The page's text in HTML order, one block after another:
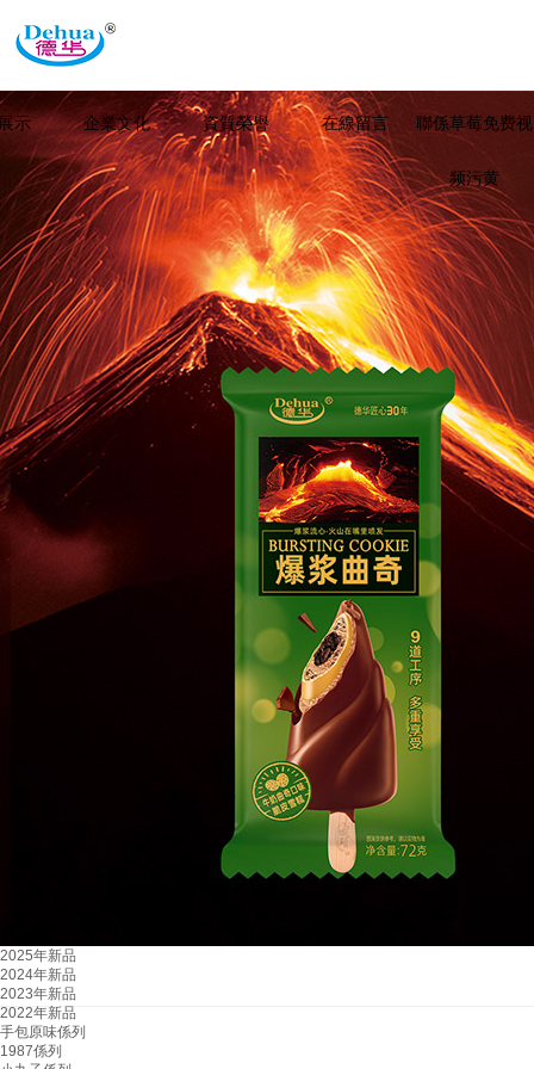
示 企業文化 資質榮譽 在線留言 聯係草莓免费视
频污黄
2025年新品
2024年新品
2023年新品
2022年新品
手包原味係列
1987係列